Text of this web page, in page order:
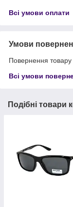
Всі умови оплати
Умови
Повернення
Всі умови
Подібні товари